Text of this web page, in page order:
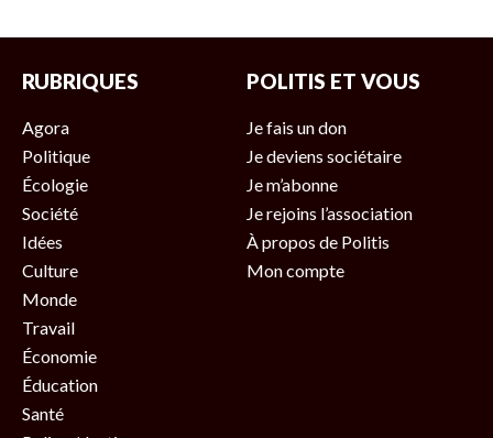
RUBRIQUES
Agora
Politique
Écologie
Société
Idées
Culture
Monde
Travail
Économie
Éducation
Santé
POLITIS ET VOUS
Je fais un don
Je deviens sociétaire
Je m’abonne
Je rejoins l’association
À propos de Politis
Mon compte